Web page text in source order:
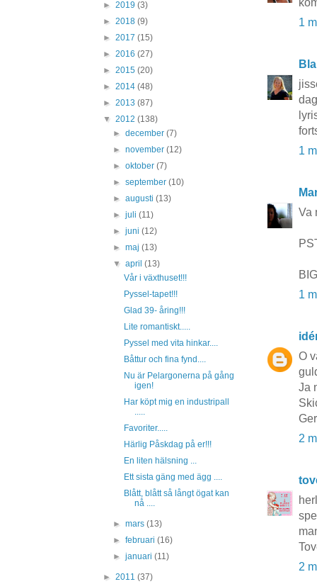
1
1
Va
1
O
Ja
2
2
► 2019 (3)
► 2018 (9)
► 2017 (15)
► 2016 (27)
► 2015 (20)
► 2014 (48)
► 2013 (87)
▼ 2012 (138)
►december(7)
►november(12)
►oktober(7)
►september(10)
►augusti(13)
►juli(11)
►juni(12)
►maj(13)
▼april(13)
Vår i växthuset!!!
Pyssel-tapet!!!
Glad 39- åring!!!
Lite romantiskt.....
Pyssel med vita hinkar....
Båttur och fina fynd....
Nu är Pelargonerna på gång
igen!
Har köpt mig en industripall
.....
Favoriter.....
Härlig Påskdag på er!!!
En liten hälsning ...
Ett sista gäng med ägg ....
Blått, blått så långt ögat kan
nå ....
►mars(13)
►februari(16)
►januari(11)
► 2011 (37)